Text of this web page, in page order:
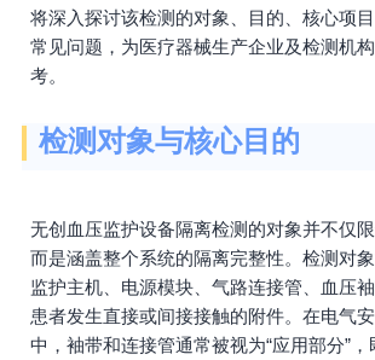
将深入探讨该检测的对象、目的、核心项
常见问题，为医疗器械生产企业及检测机
考。
检测对象与核心目的
无创血压监护设备隔离检测的对象并不仅
而是涵盖整个系统的隔离完整性。检测对
监护主机、电源模块、气路连接管、血压
患者发生直接或间接接触的附件。在电气
中，袖带和连接管通常被视为“应用部分”，